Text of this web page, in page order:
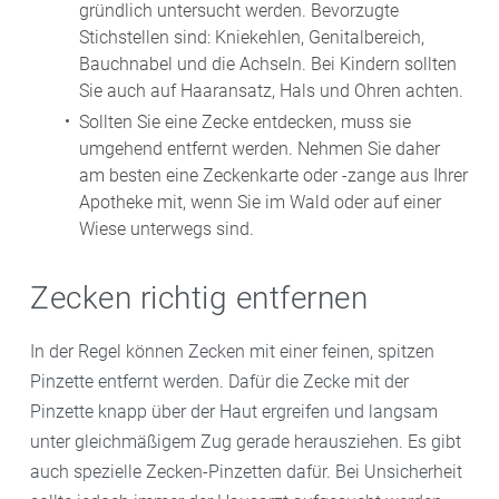
gründlich untersucht werden. Bevorzugte
Stichstellen sind: Kniekehlen, Genitalbereich,
Bauchnabel und die Achseln. Bei Kindern sollten
Sie auch auf Haaransatz, Hals und Ohren achten.
Sollten Sie eine Zecke entdecken, muss sie
umgehend entfernt werden. Nehmen Sie daher
am besten eine Zeckenkarte oder -zange aus Ihrer
Apotheke mit, wenn Sie im Wald oder auf einer
Wiese unterwegs sind.
Zecken richtig entfernen
In der Regel können Zecken mit einer feinen, spitzen
Pinzette entfernt werden. Dafür die Zecke mit der
Pinzette knapp über der Haut ergreifen und langsam
unter gleichmäßigem Zug gerade herausziehen. Es gibt
auch spezielle Zecken-Pinzetten dafür. Bei Unsicherheit